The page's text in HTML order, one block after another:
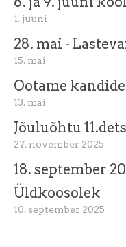
1. juuni
28. mai -
15. mai
Ootame
13. mai
Jõuluõhtu
27. november 2025
18. september
Üldkoosolek
10. september 2025